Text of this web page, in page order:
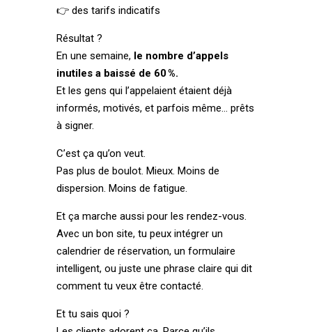
👉 des tarifs indicatifs
Résultat ?
En une semaine, le nombre d’appels
inutiles a baissé de 60 %.
Et les gens qui l’appelaient étaient déjà
informés, motivés, et parfois même… prêts
à signer.
C’est ça qu’on veut.
Pas plus de boulot. Mieux. Moins de
dispersion. Moins de fatigue.
Et ça marche aussi pour les rendez-vous.
Avec un bon site, tu peux intégrer un
calendrier de réservation, un formulaire
intelligent, ou juste une phrase claire qui dit
comment tu veux être contacté.
Et tu sais quoi ?